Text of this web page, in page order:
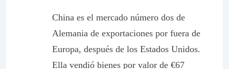
China es el mercado número dos de
Alemania de exportaciones por fuera de
Europa, después de los Estados Unidos.
Ella vendió bienes por valor de €67